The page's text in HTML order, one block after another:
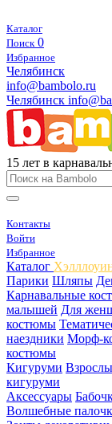
Каталог
Поиск 0
Избранное
Челябинск
info@bambolo.ru
Челябинск
15 лет в
Контакты
Войти
Избранное
Каталог
Парики Шляпы
Карнавальные
малышей Для
костюмы
наездники Морф-
костюмы
Кигуруми
кигуруми
Аксессуары
Волшебные